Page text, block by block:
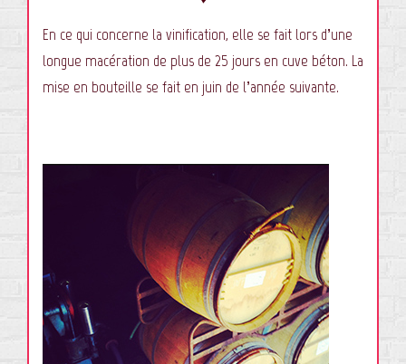
NOTES ET RÉCOMPENSES
GALERIE PHOTO
En ce qui concerne la vinification, elle se fait lors d’une
longue macération de plus de 25 jours en cuve béton. La
mise en bouteille se fait en juin de l’année suivante.